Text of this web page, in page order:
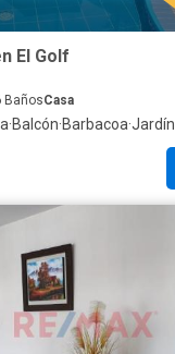
El Golf
BañosCasa
·Balcón·Barbacoa·Jardín